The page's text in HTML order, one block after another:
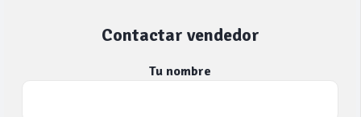
Contactar vendedor
Tu nombre